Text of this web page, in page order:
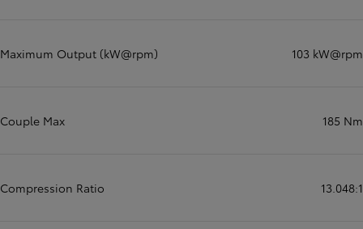
Maximum Output (kW@rpm) 103 kW@rpm
Couple Max 185 Nm
Compression Ratio 13.048:1